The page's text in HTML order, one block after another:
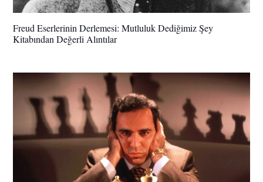
Freud Eserlerinin Derlemesi: Mutluluk Dediğimiz Şey
Kitabından Değerli Alıntılar